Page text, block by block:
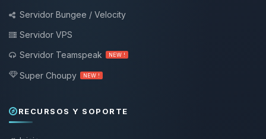
Servidor Bungee / Velocity
Servidor VPS
Servidor Teamspeak
NEW !
Super Choupy NEW !
RECURSOS Y SOPORTE